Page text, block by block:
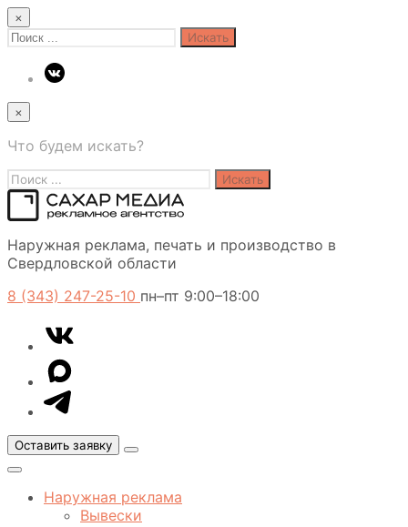
×
Search
×
Что будем искать?
Search
for:
Медиа
Наружная реклама, печать и производство в
Свердловской области
8 (343) 247-25-10 пн–пт 9:00–18:00
VK
Telegram
MAX
Оставить заявку
Открыть
Закрыть
менюНаружная реклама
Вывески